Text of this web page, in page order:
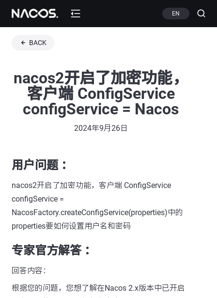
EN
BACK
nacos2开启了加密功能，
客户端 ConfigService
configService = Nacos
2024年9月26日
用户问题 ：
nacos2开启了加密功能，客户端 ConfigService
configService =
NacosFactory.createConfigService(properties)中的
properties要如何设置用户名和密码
专家官方解答 ：
回答内容：
根据您的问题，您想了解在Nacos 2.x版本中已开启